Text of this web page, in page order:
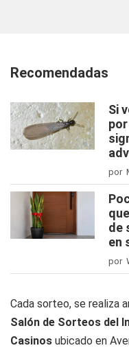
Recomendadas
Si
por
de
en
por
Cada sorteo, se realiza
Salón de Sorteos del
Casinos ubicado en